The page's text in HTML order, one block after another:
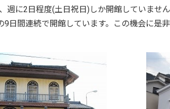
週に2日程度(土日祝日)しか開館していませ
9日間連続で開館しています。この機会に是